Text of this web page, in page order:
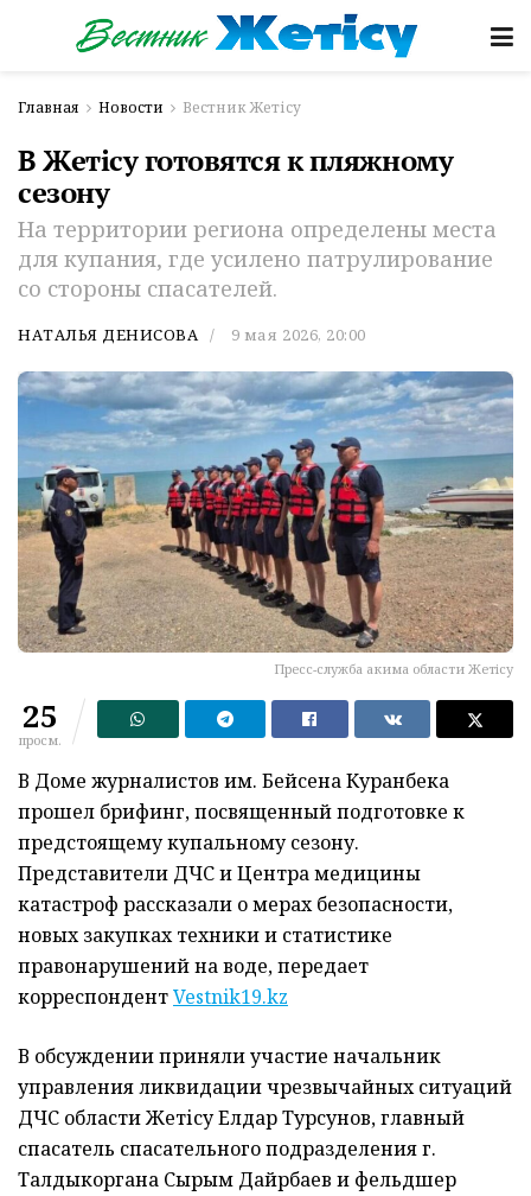
Главная Новости Вестник Жетісу
В Жетiсу готовятся к пляжному
сезону
На территории региона определены места
для купания, где усилено патрулирование
со стороны спасателей.
НАТАЛЬЯ ДЕНИСОВА 9 мая 2026, 20:00
Пресс-служба акима области Жетiсу
25
просм.
В Доме журналистов им. Бейсена Куранбека
прошел брифинг, посвященный подготовке к
предстоящему купальному сезону.
Представители ДЧС и Центра медицины
катастроф рассказали о мерах безопасности,
новых закупках техники и статистике
правонарушений на воде, передает
корреспондентVestnik19.kz
В обсуждении приняли участие начальник
управления ликвидации чрезвычайных ситуаций
ДЧС области Жетісу Елдар Турсунов, главный
спасатель спасательного подразделения г.
Талдыкоргана Сырым Дайрбаев и фельдшер